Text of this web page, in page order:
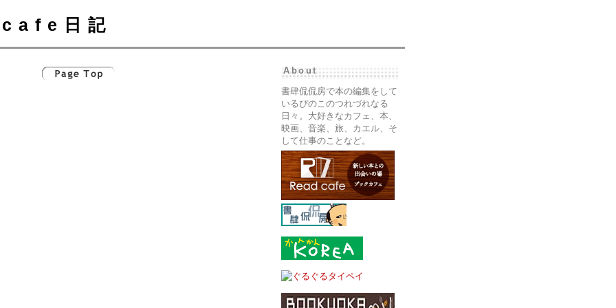
cafe日記
About
書肆侃侃房で本の編集をして
いるぴのこのつれづれなる
日々。大好きなカフェ、本、
映画、音楽、旅、カエル、そ
して仕事のことなど。